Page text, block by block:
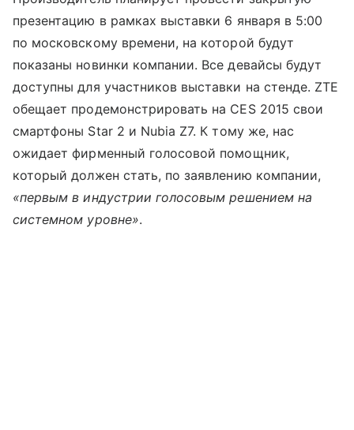
презентацию в рамках выставки 6 января в 5:00
по московскому времени, на которой будут
показаны новинки компании. Все девайсы будут
доступны для участников выставки на стенде. ZTE
обещает продемонстрировать на CES 2015 свои
смартфоны Star 2 и Nubia Z7. К тому же, нас
ожидает фирменный голосовой помощник,
который должен стать, по заявлению компании,
«первым в индустрии голосовым решением на
системном уровне».